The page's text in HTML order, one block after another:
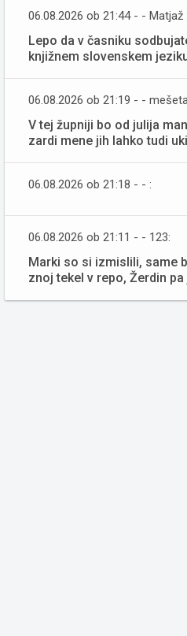
06.08.2026 ob 21:44 - - Matjaž :
Lepo da v časniku
knjižnem slovenskem
06.08.2026 ob 21:19 - -
V tej župniji bo od julija
zardi mene jih lahko tudi
06.08.2026 ob 21:18 - - :
06.08.2026 ob 21:11 - - 123:
Marki so si izmislili, same
znoj tekel v repo, Žerdin